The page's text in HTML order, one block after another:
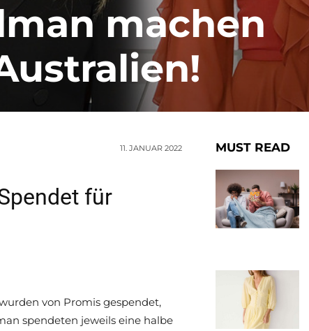
machen
11. JANUAR 2022
für
von Promis gespendet,
spendeten jeweils eine halbe
MUST READ